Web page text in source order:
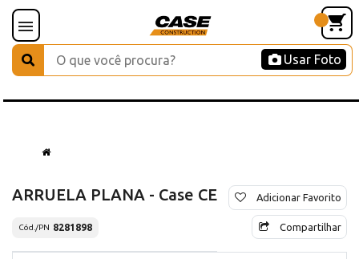
Usar Foto
ARRUELA PLANA - Case CE
Cód./PN 8281898
Adicionar Favorito
Compartilhar